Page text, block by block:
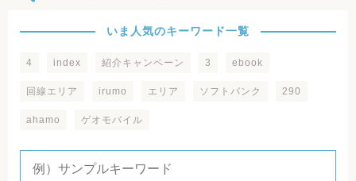
いま人気のキーワード一覧
4 index 紹介キャンペーン 3 ebook
回線エリア irumo エリア ソフトバンク 290
ahamo ゲオモバイル